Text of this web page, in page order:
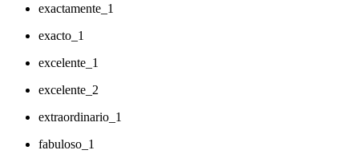
exactamente_1
exacto_1
excelente_1
excelente_2
extraordinario_1
fabuloso_1